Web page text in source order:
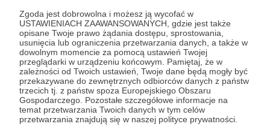
Zgoda jest dobrowolna i możesz ją wycofać w
USTAWIENIACH ZAAWANSOWANYCH, gdzie jest także
opisane Twoje prawo żądania dostępu, sprostowania,
usunięcia lub ograniczenia przetwarzania danych, a także w
dowolnym momencie za pomocą ustawień Twojej
przeglądarki w urządzeniu końcowym. Pamiętaj, że w
zależności od Twoich ustawień, Twoje dane będą mogły być
przekazywane do zewnętrznych odbiorców danych z państw
trzecich tj. z państw spoza Europejskiego Obszaru
Gospodarczego. Pozostałe szczegółowe informacje na
temat przetwarzania Twoich danych w tym celów
przetwarzania znajdują się w naszej polityce prywatności.
Dołącz do grona Patronów!
Wesprzyj działalność Autoradusznø podcast już
teraz!
Zostań Patronem